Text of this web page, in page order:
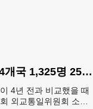
해외수감 한국인 급증…54개국 1,325명 25%↑
4년 전과 비교했을 때
외교통일위원회 소속